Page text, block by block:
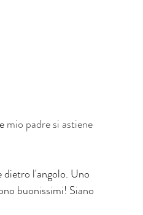
mio padre si astiene
dietro l'angolo. Uno
buonissimi! Siano